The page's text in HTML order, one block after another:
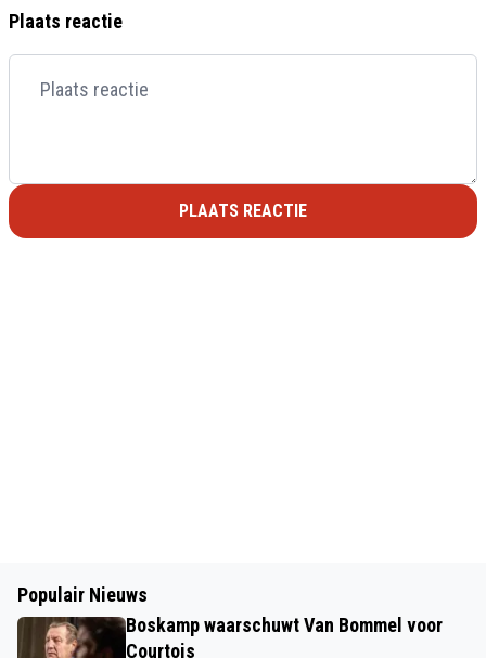
Plaats reactie
PLAATS REACTIE
Populair Nieuws
Boskamp waarschuwt Van Bommel voor
Courtois